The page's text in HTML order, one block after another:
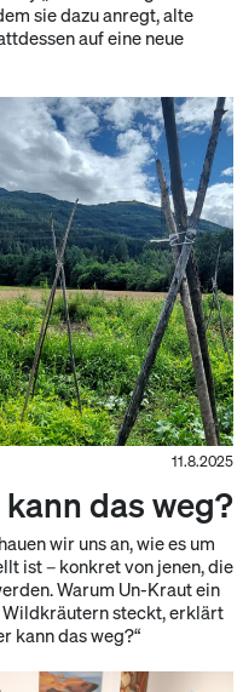
sie dazu anregt, alte
auf eine neue
11.8.2025
das weg?
wir uns an, wie es um
ist – konkret von jenen, die
Warum Un-Kraut ein
Wildkräutern steckt, erklärt
kann das weg?“